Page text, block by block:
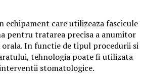
echipament care utilizeaza fascicule
pentru tratarea precisa a anumitor
In functie de tipul procedurii si
tehnologia poate fi utilizata
stomatologice.